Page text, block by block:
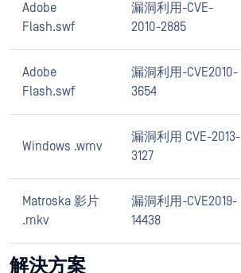
Adobe
Flash.swf
漏洞利用-CVE-
2010-2885
Adobe
Flash.swf
漏洞利用-CVE2010-
3654
Windows .wmv
漏洞利用 CVE-2013-
3127
Matroska 影片
.mkv
漏洞利用-CVE2019-
14438
解決方案